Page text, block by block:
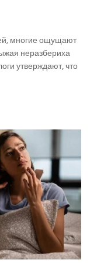
многие ощущают
неразбериха
утверждают, что